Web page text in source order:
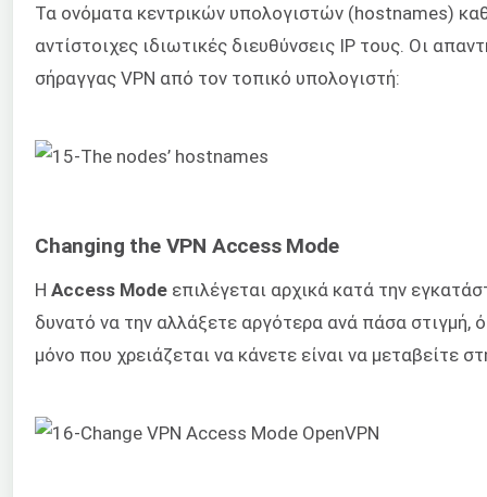
Τα ονόματα κεντρικών υπολογιστών (hostnames)
αντίστοιχες ιδιωτικές διευθύνσεις IP τους. Οι
σήραγγας VPN από τον τοπικό υπολογιστή:
Changing the VPN Access Mode
Η Access Mode επιλέγεται αρχικά κατά την
δυνατό να την αλλάξετε αργότερα ανά πάσα στιγμή,
μόνο που χρειάζεται να κάνετε είναι να μεταβείτε